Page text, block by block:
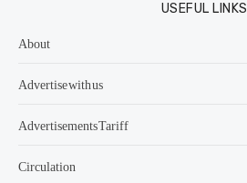
USEFUL LINKS
About
Advertise with us
Advertisements Tariff
Circulation